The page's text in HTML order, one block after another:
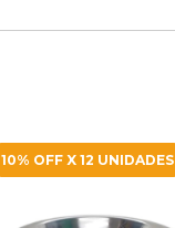
10% OFF X 12 UNIDADES